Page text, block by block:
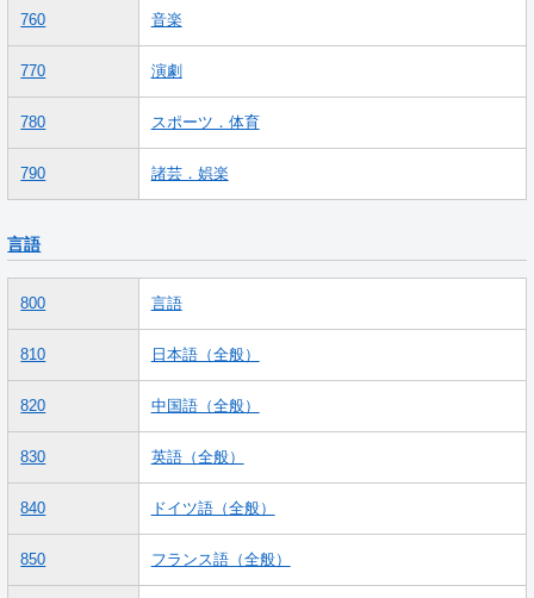
760 音楽
770 演劇
780 スポーツ．体育
790 諸芸．娯楽
言語
800 言語
810 日本語（全般）
820 中国語（全般）
830 英語（全般）
840 ドイツ語（全般）
850 フランス語（全般）